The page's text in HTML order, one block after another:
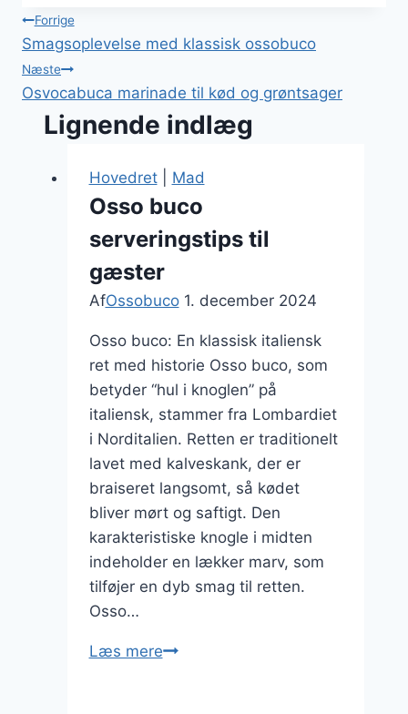
Indlægsnavigation
Forrige
Smagsoplevelse med klassisk ossobuco
Næste
Osvocabuca marinade til kød og grøntsager
Lignende indlæg
Hovedret| Mad
Osso buco
serveringstips til
gæster
AfOssobuco 1. december 2024
Osso buco: En klassisk italiensk
ret med historie Osso buco, som
betyder “hul i knoglen” på
italiensk, stammer fra Lombardiet
i Norditalien. Retten er traditionelt
lavet med kalveskank, der er
braiseret langsomt, så kødet
bliver mørt og saftigt. Den
karakteristiske knogle i midten
indeholder en lækker marv, som
tilføjer en dyb smag til retten.
Osso…
Læs mereOsso